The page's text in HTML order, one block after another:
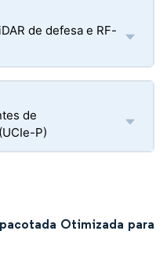
de defesa e RF-
de
P)
Otimizada para